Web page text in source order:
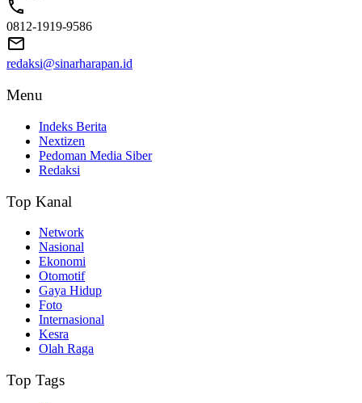
0812-1919-9586
redaksi@sinarharapan.id
Menu
Indeks Berita
Nextizen
Pedoman Media Siber
Redaksi
Top Kanal
Network
Nasional
Ekonomi
Otomotif
Gaya Hidup
Foto
Internasional
Kesra
Olah Raga
Top Tags